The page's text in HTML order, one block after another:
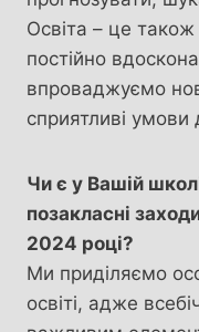
Освіта – це
постійно
впроваджуємо
сприятливі
Чи є у Вашій
позакласні
2024 році?
Ми приділяємо
освіті, адже